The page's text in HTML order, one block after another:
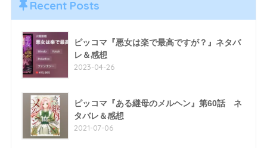
Recent Posts
ピッコマ『悪女は楽で最高ですが？』ネタバ
レ＆感想
2023-04-26
ピッコマ『ある継母のメルヘン』第60話 ネ
タバレ＆感想
2021-07-06